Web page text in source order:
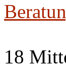
18